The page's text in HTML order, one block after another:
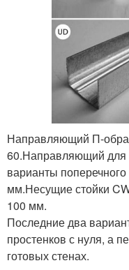
Направляющий П-
60.Направляющий для
варианты
мм.Несущие стойки
100 мм.
Последние два
простенков с нуля, а
готовых стенах.